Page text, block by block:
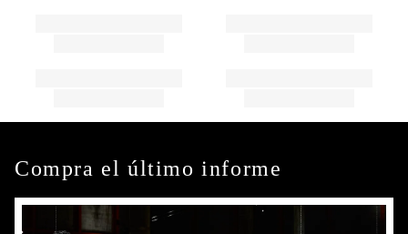
Compra el último informe